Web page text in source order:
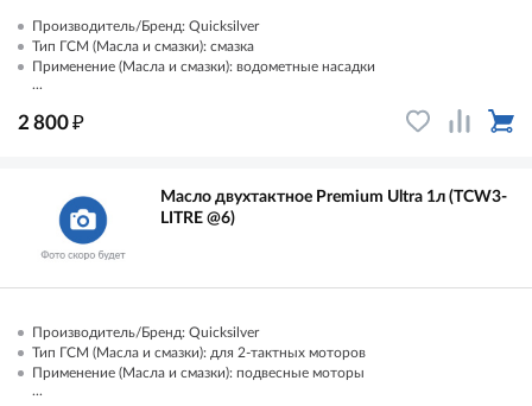
Производитель/Бренд: Quicksilver
Тип ГСМ (Масла и смазки): смазка
Применение (Масла и смазки): водометные насадки
...
2 800₽
Масло двухтактное Premium Ultra 1л (TCW3-
LITRE @6)
Производитель/Бренд: Quicksilver
Тип ГСМ (Масла и смазки): для 2-тактных моторов
Применение (Масла и смазки): подвесные моторы
...